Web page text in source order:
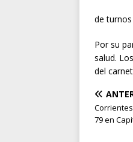
de
Por su
salud.
del
79 en